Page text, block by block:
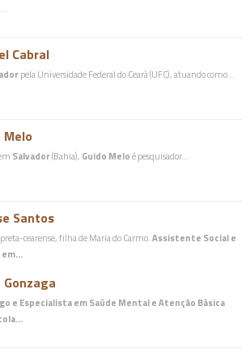
Cabral
pela Universidade Federal do Ceará (UFC), atuando como…
Melo
Salvador(Bahia), Guido Meloé pesquisador…
Santos
cearense, filha de Maria do Carmo.Assistente Social e
em…
Gonzaga
e Especialista em Saúde Mental e Atenção Básica